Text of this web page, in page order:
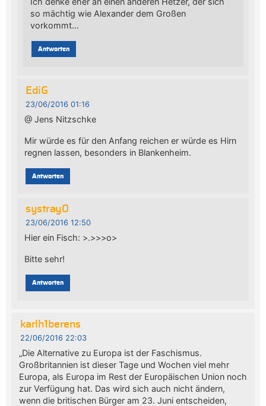
so mächtig wie Alexander dem Großen
vorkommt…
Antworten
EdiG
23/06/2016 01:16
@ Jens Nitzschke
Mir würde es für den Anfang reichen er würde es Hirn
regnen lassen, besonders in Blankenheim.
Antworten
systray0
23/06/2016 12:50
Hier ein Fisch: >.>>>o>
Bitte sehr!
Antworten
karlh1berens
22/06/2016 22:03
„Die Alternative zu Europa ist der Faschismus.
Großbritannien ist dieser Tage und Wochen viel mehr
Europa, als Europa im Rest der Europäischen Union noch
zur Verfügung hat. Das wird sich auch nicht ändern,
wenn die britischen Bürger am 23. Juni entscheiden,